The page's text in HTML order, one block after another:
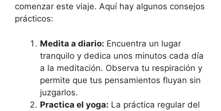
comenzar este viaje. Aquí hay algunos consejos
prácticos:
Medita a diario: Encuentra un lugar
tranquilo y dedica unos minutos cada día
a la meditación. Observa tu respiración y
permite que tus pensamientos fluyan sin
juzgarlos.
Practica el yoga: La práctica regular del